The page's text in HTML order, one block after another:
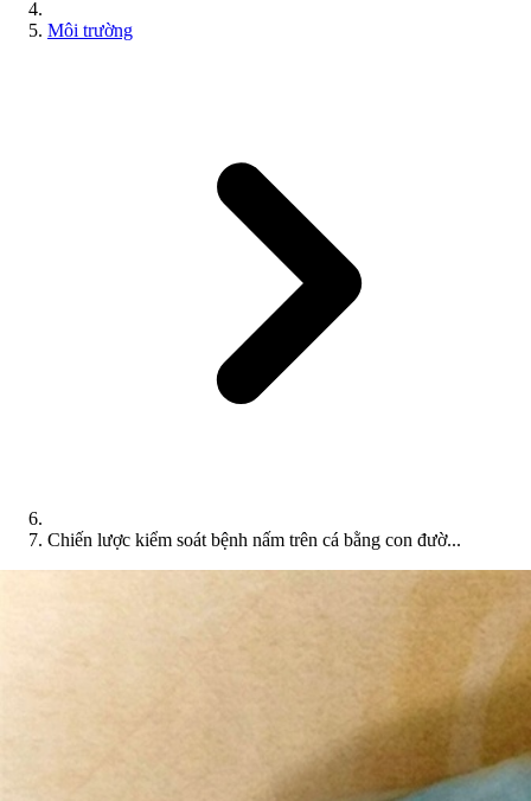
Môi trường
Chiến lược kiểm soát bệnh nấm trên cá bằng con đườ...